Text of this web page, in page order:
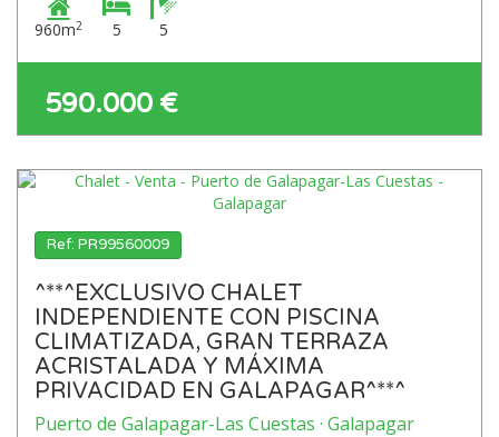
960m2 5 5
590.000 €
Ref: PR99560009
^**^EXCLUSIVO CHALET
INDEPENDIENTE CON PISCINA
CLIMATIZADA, GRAN TERRAZA
ACRISTALADA Y MÁXIMA
PRIVACIDAD EN GALAPAGAR^**^
Puerto de Galapagar-Las Cuestas · Galapagar